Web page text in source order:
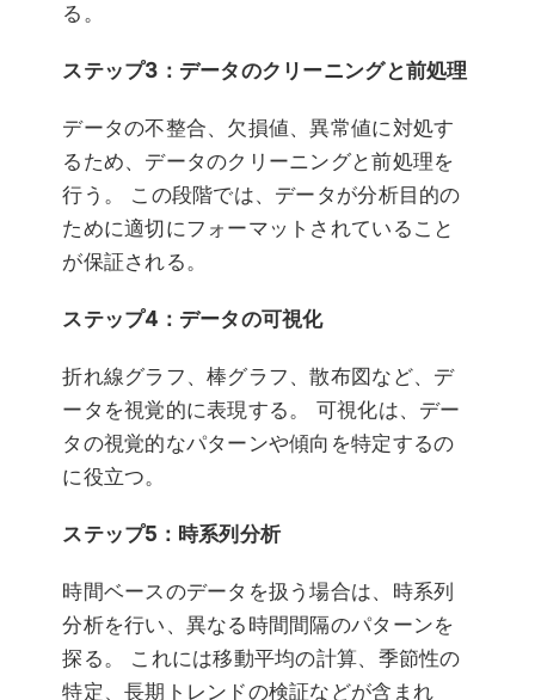
る。
ステップ3：データのクリーニングと前処理
データの不整合、欠損値、異常値に対処す
るため、データのクリーニングと前処理を
行う。 この段階では、データが分析目的の
ために適切にフォーマットされていること
が保証される。
ステップ4：データの可視化
折れ線グラフ、棒グラフ、散布図など、デ
ータを視覚的に表現する。 可視化は、デー
タの視覚的なパターンや傾向を特定するの
に役立つ。
ステップ5：時系列分析
時間ベースのデータを扱う場合は、時系列
分析を行い、異なる時間間隔のパターンを
探る。 これには移動平均の計算、季節性の
特定、長期トレンドの検証などが含まれ